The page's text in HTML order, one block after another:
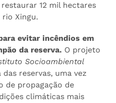
12 mil hectares
Xingu.
evitar incêndios em
da reserva. O projeto
Socioambiental
reservas, uma vez
de propagação de
climáticas mais